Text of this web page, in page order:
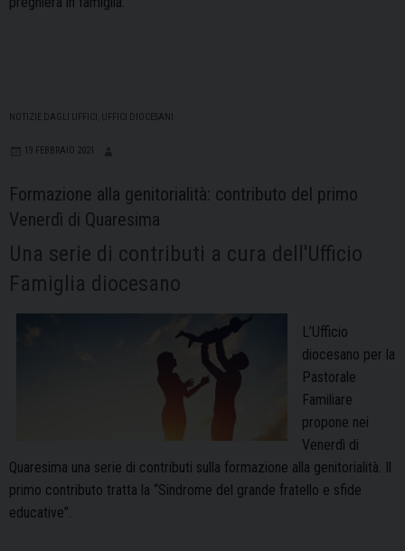
NOTIZIE DAGLI UFFICI UFFICI DIOCESANI
19 FEBBRAIO 2021
Formazione alla genitorialità: contributo del primo
Venerdì di Quaresima
Una serie di contributi a cura dell'Ufficio
Famiglia diocesano
L’Ufficio
diocesano per la
Pastorale
Familiare
propone nei
Venerdì di
Quaresima una serie di contributi sulla formazione alla genitorialità. Il
primo contributo tratta la “Sindrome del grande fratello e sfide
educative”.